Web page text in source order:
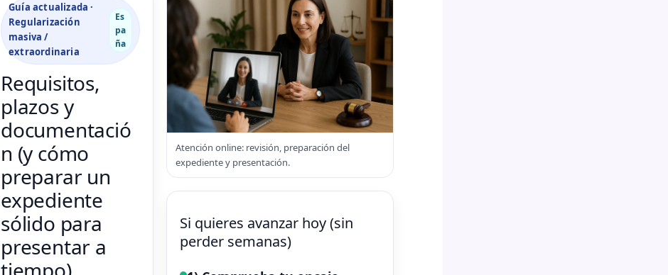
Guía actualizada ·
Regularización
masiva /
extraordinaria
Es
pa
ña
Requisitos,
plazos y
documentació
n (y cómo
preparar un
expediente
sólido para
presentar a
Atención online: revisión, preparación del
expediente y presentación.
Si quieres avanzar hoy (sin
perder semanas)